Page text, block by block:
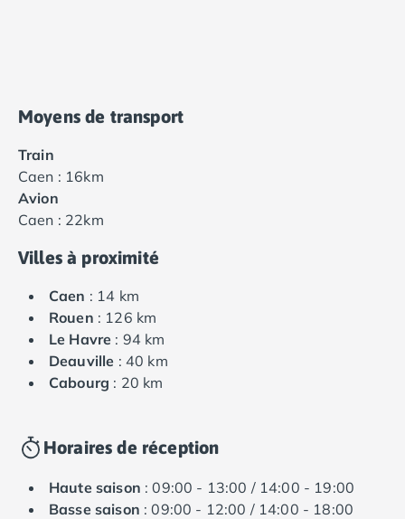
Moyens de transport
Train
Caen : 16km
Avion
Caen : 22km
Villes à proximité
Caen : 14 km
Rouen : 126 km
Le Havre : 94 km
Deauville : 40 km
Cabourg : 20 km
Horaires de réception
Haute saison : 09:00 - 13:00 / 14:00 - 19:00
Basse saison : 09:00 - 12:00 / 14:00 - 18:00